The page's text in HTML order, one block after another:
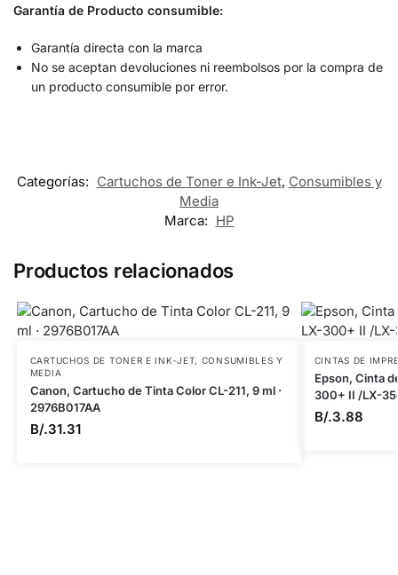
Garantía de Producto consumible:
Garantía directa con la marca
No se aceptan devoluciones ni reembolsos por la compra de
un producto consumible por error.
Categorías: Cartuchos de Toner e Ink-Jet, Consumibles y
Media
Marca: HP
Productos relacionados
CARTUCHOS DE TONER E INK-JET, CONSUMIBLES Y
MEDIA
Canon, Cartucho de Tinta Color CL-211, 9 ml ·
2976B017AA
B/.31.31
CINTAS DE
Epson, Cinta
300+ II /LX-
B/.3.88